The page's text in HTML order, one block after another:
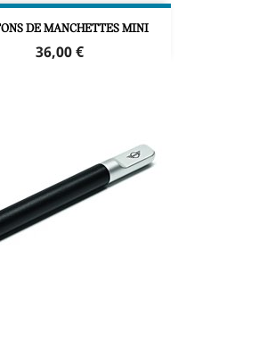
DE MANCHETTES MINI
Prix
36,00 €